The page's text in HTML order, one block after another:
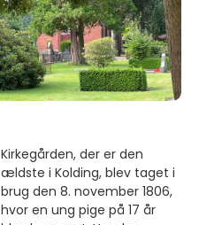
Kirkegården, der er den
ældste i Kolding, blev taget i
brug den 8. november 1806,
hvor en ung pige på 17 år